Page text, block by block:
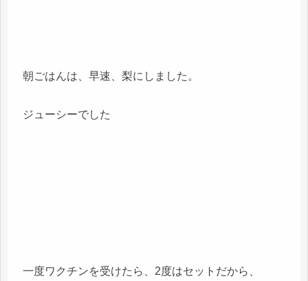
朝ごはんは、早速、梨にしました。
ジューシーでした
一度ワクチンを受けたら、2度はセットだから、